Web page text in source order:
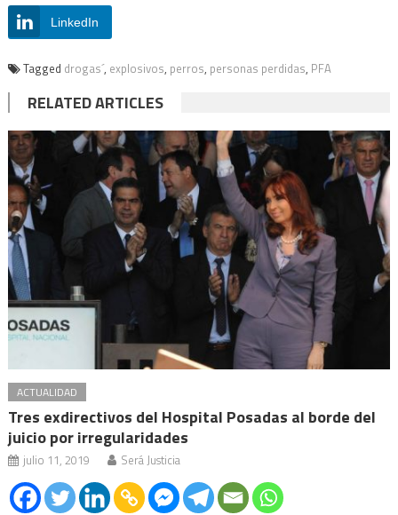
LinkedIn
Tagged drogas´, explosivos, perros, personas perdidas, PFA
RELATED ARTICLES
ACTUALIDAD
Tres exdirectivos del Hospital Posadas al borde del
juicio por irregularidades
julio 11, 2019 Será Justicia